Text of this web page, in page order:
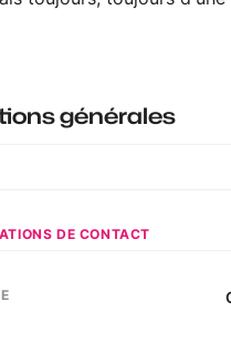
générales
DE CONTACT